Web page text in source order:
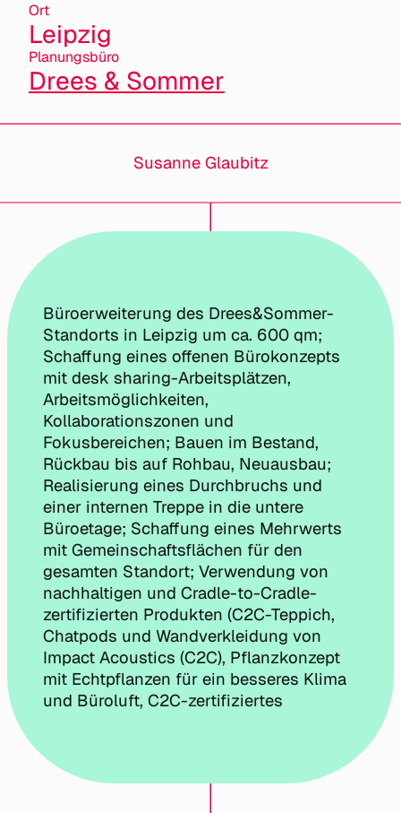
Ort
Leipzig
Planungsbüro
Drees & Sommer
Susanne Glaubitz
Büroerweiterung des Drees&Sommer-
Standorts in Leipzig um ca. 600 qm;
Schaffung eines offenen Bürokonzepts
mit desk sharing-Arbeitsplätzen,
Arbeitsmöglichkeiten,
Kollaborationszonen und
Fokusbereichen; Bauen im Bestand,
Rückbau bis auf Rohbau, Neuausbau;
Realisierung eines Durchbruchs und
einer internen Treppe in die untere
Büroetage; Schaffung eines Mehrwerts
mit Gemeinschaftsflächen für den
gesamten Standort; Verwendung von
nachhaltigen und Cradle-to-Cradle-
zertifizierten Produkten (C2C-Teppich,
Chatpods und Wandverkleidung von
Impact Acoustics (C2C), Pflanzkonzept
mit Echtpflanzen für ein besseres Klima
und Büroluft, C2C-zertifiziertes